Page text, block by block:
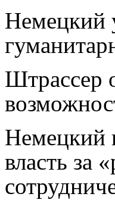
Немецкий
Штрассер
Немецкий
власть за